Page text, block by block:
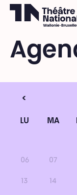
<
LU MA
06 07
13 14